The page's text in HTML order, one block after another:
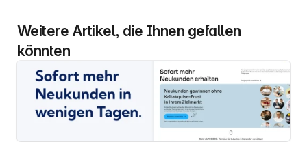
Weitere Artikel, die Ihnen gefallen
könnten